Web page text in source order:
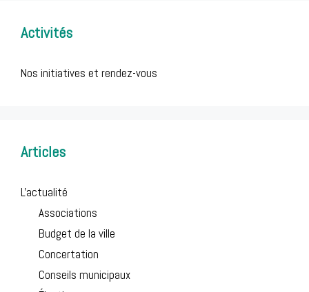
Activités
Nos initiatives et rendez-vous
Articles
L'actualité
Associations
Budget de la ville
Concertation
Conseils municipaux